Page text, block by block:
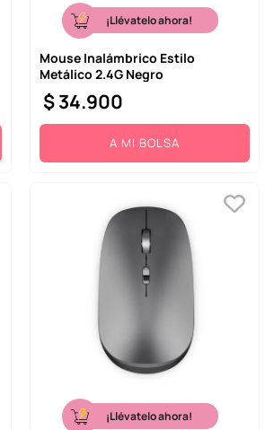
¡Llévatelo ahora!
Mouse Inalámbrico Estilo
Metálico 2.4G Negro
$34.900
A MI BOLSA
¡Llévatelo ahora!